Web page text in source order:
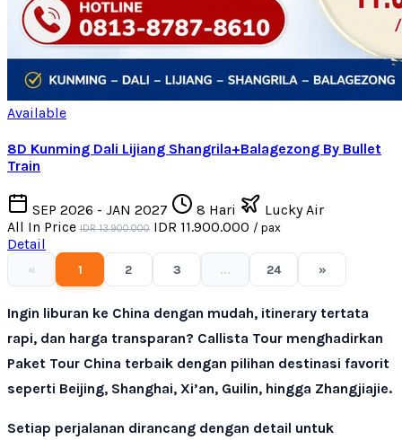
Available
8D Kunming Dali Lijiang Shangrila+Balagezong By Bullet
Train
SEP 2026 - JAN 2027 8 Hari
Lucky Air
All In Price IDR 13.900.000 IDR 11.900.000 / pax
Detail
« 1 2 3 ... 24 »
Ingin liburan ke China dengan mudah, itinerary tertata
rapi, dan harga transparan? Callista Tour menghadirkan
Paket Tour China terbaik dengan pilihan destinasi favorit
seperti Beijing, Shanghai, Xi’an, Guilin, hingga Zhangjiajie.
Setiap perjalanan dirancang dengan detail untuk